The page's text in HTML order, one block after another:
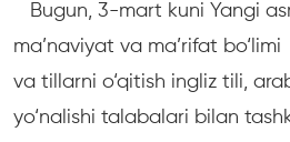
Bugun, 3-mart kuni Yangi
ma’naviyat va ma’rifat
va tillarni o‘qitish ingliz tili,
yo‘nalishi talabalari bilan